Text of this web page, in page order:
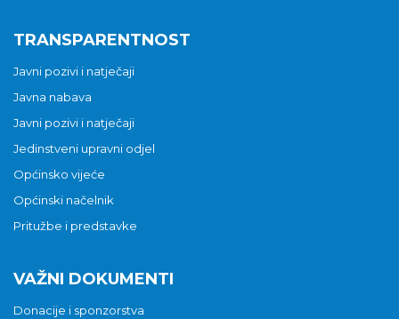
TRANSPARENTNOST
Javni pozivi i natječaji
Javna nabava
Javni pozivi i natječaji
Jedinstveni upravni odjel
Općinsko vijeće
Općinski načelnik
Pritužbe i predstavke
VAŽNI DOKUMENTI
Donacije i sponzorstva